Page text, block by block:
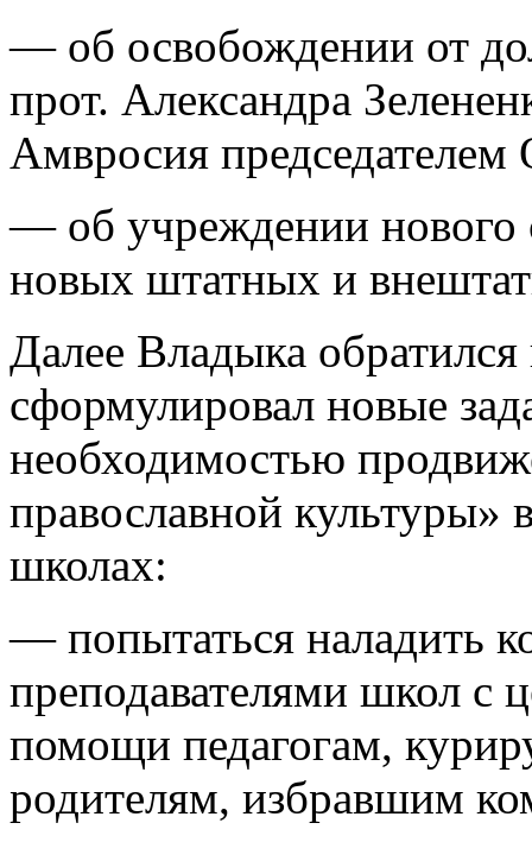
— об освобождении от
прот. Александра
Амвросия председателем
— об учреждении нового
новых штатных и
Далее Владыка
сформулировал новые
необходимостью
православной культуры»
школах:
— попытаться наладить
преподавателями школ с
помощи педагогам,
родителям, избравшим